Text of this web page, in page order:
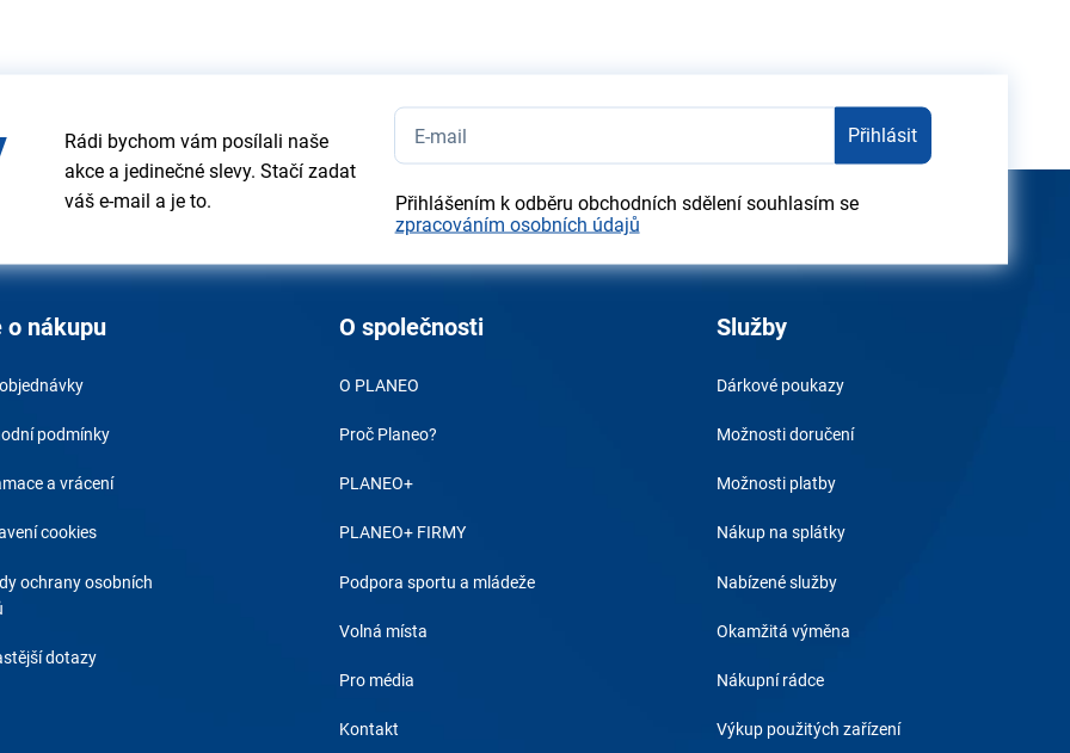
Rádi bychom vám posílali naše
akce a jedinečné slevy. Stačí zadat
váš e-mail a je to.
Přihlásit
Přihlášením k odběru obchodních sdělení souhlasím se
zpracováním osobních údajů
o nákupu
podmínky
a vrácení
cookies
ochrany osobních
dotazy
O společnosti
O PLANEO
Proč Planeo?
PLANEO+
PLANEO+ FIRMY
Podpora sportu a mládeže
Volná místa
Pro média
Kontakt
Služby
Dárkové poukazy
Možnosti doručení
Možnosti platby
Nákup na splátky
Nabízené služby
Okamžitá výměna
Nákupní rádce
Výkup použitých zařízení